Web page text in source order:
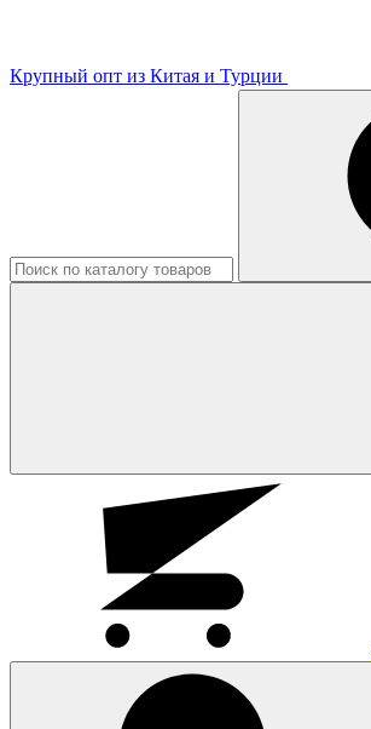
Крупный опт из Китая и Турции